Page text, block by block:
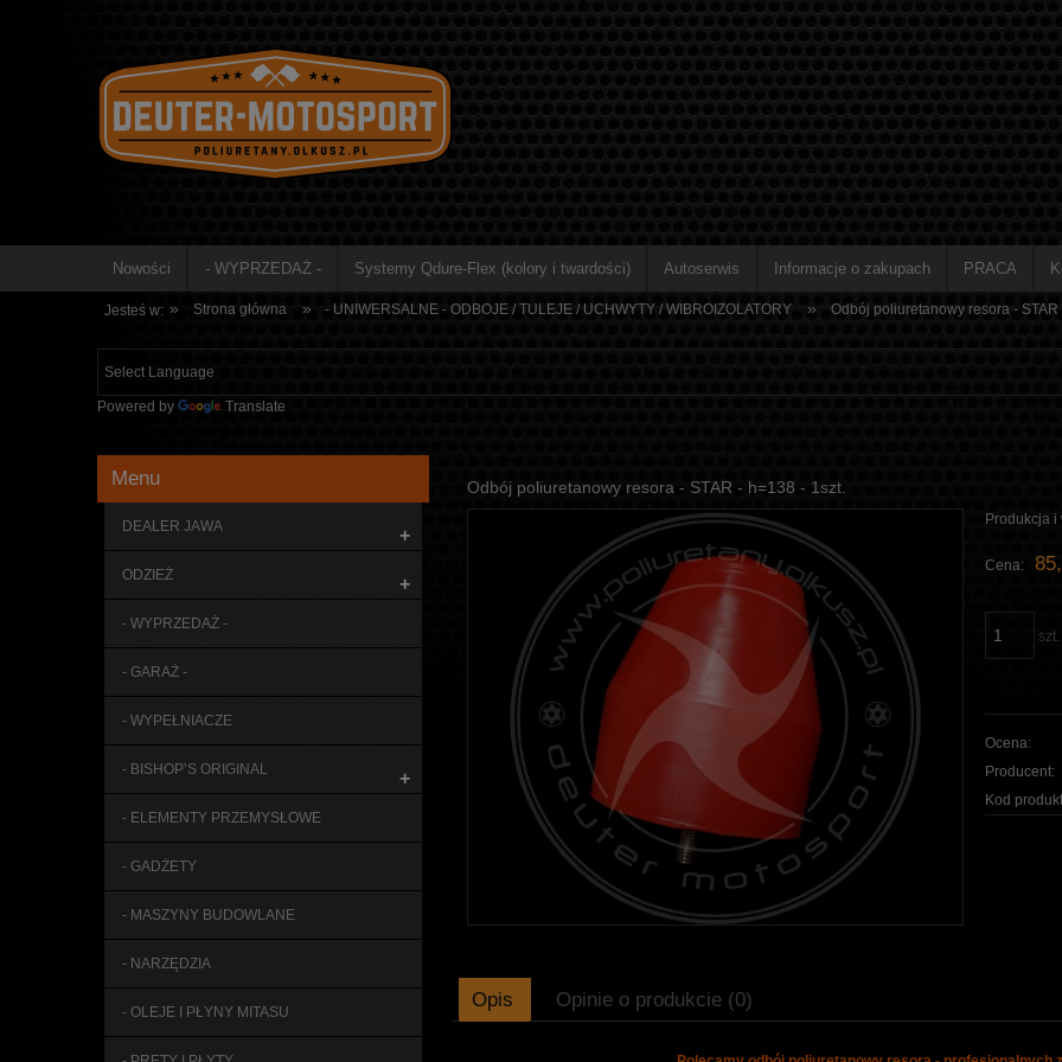
Nowości - WYPRZEDAŻ - Systemy Qdure-Flex (kolory i twardości) Autoserwis Informacje o zakupach PRACA
Jesteś w: » Strona główna » - UNIWERSALNE - ODBOJE / TULEJE / UCHWYTY / WIBROIZOLATORY » Odbój poliuretanowy resora - STAR
Powered by Translate
Menu
DEALER JAWA +
ODZIEŻ +
- WYPRZEDAŻ -
- GARAŻ -
- WYPEŁNIACZE
- BISHOP’S ORIGINAL +
- ELEMENTY PRZEMYSŁOWE
- GADŻETY
- MASZYNY BUDOWLANE
- NARZĘDZIA
- OLEJE I PŁYNY MITASU
Odbój poliuretanowy resora - STAR - h=138 - 1szt.
Produkcja i
Cena:
szt.
Ocena:
Producent:
Kod
Opis Opinie o produkcie (0)